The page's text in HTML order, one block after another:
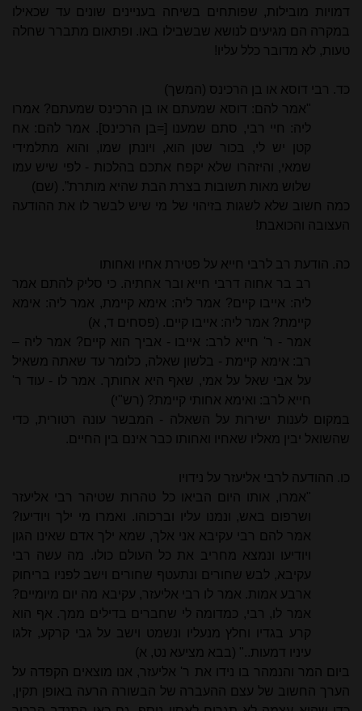
דמויות מובילות, שפותחים בשיחה בעניינים שונים עד שכאילו
במקרה הם מגיעים לנושא שבשבילו באו. ופתאום מתברר שחלה
טעות, לא מדובר כלל עליו!
כד. רבי דוסא או בן הרכינס (המשך)
"אמר להם: דוסא שמעתם או בן הרכינס שמעתם? אמרו
ליה: חיי רבי, סתם שמענו [=בן הרכינס]. אמר להם: אח
קטן יש לי, בכור שטן הוא, ויונתן שמו, והוא מתלמידי
שמאי, והיזהרו שלא יקפח אתכם בהלכות - לפי שיש עמו
שלוש מאות תשובות בצרת הבת שהיא מותרת”. (שם)
כמה חשוב שלא לשגות בזיהוי של מי שיש לבשר לו את ההודעה
העצובה והכואבת!
כה. הודעת רב לרבי חייא על פטירת אחיו ואחותו
רב בר אחוה דרבי חייא ובר אחתיה. כי סליק להתם אמר
ליה: אייבו קיים? אמר ליה: אימא קיימת, אמר ליה: אימא
קיימת? אמר ליה: אייבו קיים. (פסחים ד, א)
אמר - ר' חייא לרב: אייבו - אביך הוא קיים? אמר ליה –
רב: אימא קיימת - בלשון שאלה, כלומר עד שאתה משאיל
על אבי שאל על אמי, שאף היא אחותך. אמר לו - עוד ר'
חייא לרב: ואימא אחותי קיימת? (רש"י)
במקום לענות ישירות על השאלה - המבשר עונה רטורית, כדי
שהשואל יבין מאליו שאחיו ואחותו כבר אינם בין החיים.
כו. ההודעה לרבי אליעזר על נידויו
"אמרו, אותו היום הביאו כל טהרות שטיהר רבי אליעזר
ושרפום באש, ונמנו עליו וברכוהו. ואמרו מי ילך ויודיעו?
אמר להם רבי עקיבא אני אלך, שמא ילך אדם שאינו הגון
ויודיעו ונמצא מחריב את כל העולם כולו. מה עשה רבי
עקיבא, לבש שחורים ונתעטף שחורים וישב לפניו בריחוק
ארבע אמות. אמר לו רבי אליעזר, עקיבא מה יום מיומיים?
אמר לו, רבי, כמדומה לי שחברים בדילים ממך. אף הוא
קרע בגדיו וחלץ מנעליו ונשמט וישב על גבי קרקע, זלגו
עיניו דמעות.." (בבא מציעא נט, א)
ביום המר והנמהר בו נידו את ר' אליעזר, אנו מוצאים הקפדה על
הערך החשוב של עצם ההעברה של הבשורה הרעה באופן תקין,